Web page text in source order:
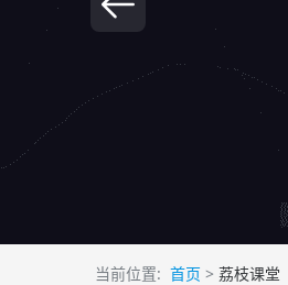
当前位置: 首页 > 荔枝课堂